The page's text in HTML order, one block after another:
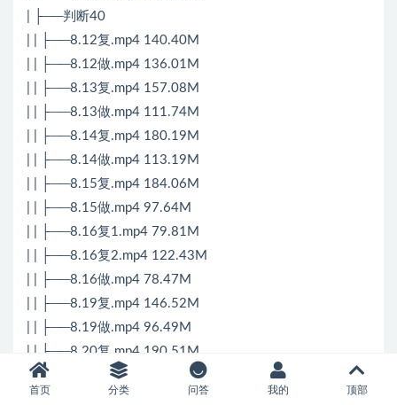
| ├──判断40
| | ├──8.12复.mp4 140.40M
| | ├──8.12做.mp4 136.01M
| | ├──8.13复.mp4 157.08M
| | ├──8.13做.mp4 111.74M
| | ├──8.14复.mp4 180.19M
| | ├──8.14做.mp4 113.19M
| | ├──8.15复.mp4 184.06M
| | ├──8.15做.mp4 97.64M
| | ├──8.16复1.mp4 79.81M
| | ├──8.16复2.mp4 122.43M
| | ├──8.16做.mp4 78.47M
| | ├──8.19复.mp4 146.52M
| | ├──8.19做.mp4 96.49M
| | ├──8.20复.mp4 190.51M
| | ├──8.20做.mp4 149.75M
| | ├──8.21复.mp4 206.08M
首页 分类 问答 我的 顶部